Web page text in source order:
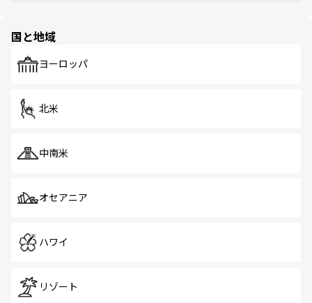
で、ホーカーズは地元の風情を楽しめる外せないスポット
国と地域
ヨーロッパ
北米
中南米
オセアニア
ハワイ
リゾート